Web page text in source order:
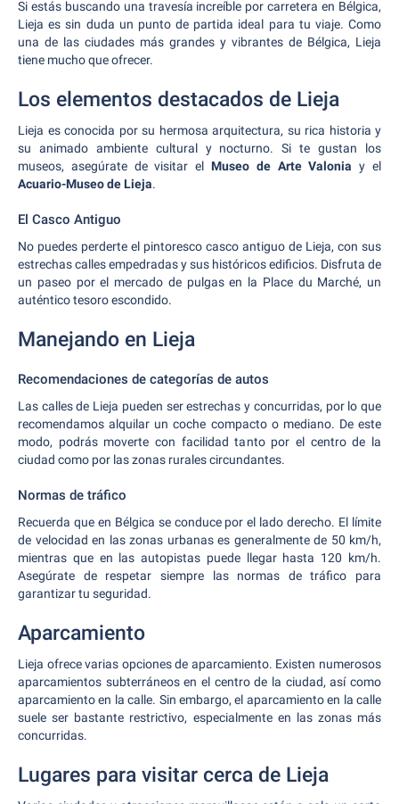
Si estás buscando una travesía increíble por carretera en Bélgica,
Lieja es sin duda un punto de partida ideal para tu viaje. Como
una de las ciudades más grandes y vibrantes de Bélgica, Lieja
tiene mucho que ofrecer.
Los elementos destacados de Lieja
Lieja es conocida por su hermosa arquitectura, su rica historia y
su animado ambiente cultural y nocturno. Si te gustan los
museos, asegúrate de visitar el Museo de Arte Valonia y el
Acuario-Museo de Lieja.
El Casco Antiguo
No puedes perderte el pintoresco casco antiguo de Lieja, con sus
estrechas calles empedradas y sus históricos edificios. Disfruta de
un paseo por el mercado de pulgas en la Place du Marché, un
auténtico tesoro escondido.
Manejando en Lieja
Recomendaciones de categorías de autos
Las calles de Lieja pueden ser estrechas y concurridas, por lo que
recomendamos alquilar un coche compacto o mediano. De este
modo, podrás moverte con facilidad tanto por el centro de la
ciudad como por las zonas rurales circundantes.
Normas de tráfico
Recuerda que en Bélgica se conduce por el lado derecho. El límite
de velocidad en las zonas urbanas es generalmente de 50 km/h,
mientras que en las autopistas puede llegar hasta 120 km/h.
Asegúrate de respetar siempre las normas de tráfico para
garantizar tu seguridad.
Aparcamiento
Lieja ofrece varias opciones de aparcamiento. Existen numerosos
aparcamientos subterráneos en el centro de la ciudad, así como
aparcamiento en la calle. Sin embargo, el aparcamiento en la calle
suele ser bastante restrictivo, especialmente en las zonas más
concurridas.
Lugares para visitar cerca de Lieja